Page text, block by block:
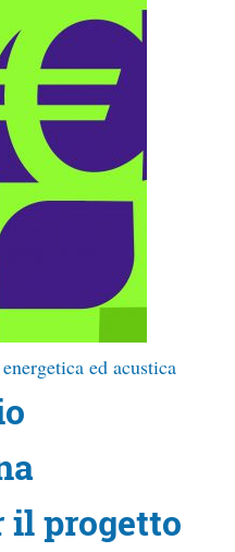
ed acustica
il progetto